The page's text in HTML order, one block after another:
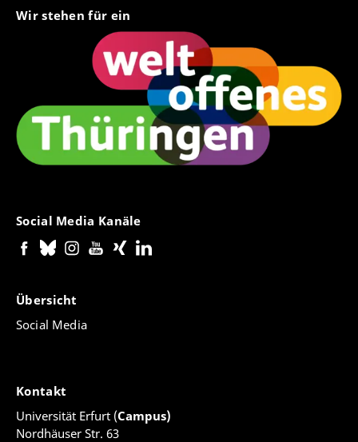
Wir stehen für ein
Social Media Kanäle
Übersicht
Social Media
Kontakt
Universität Erfurt (Campus)
Nordhäuser Str. 63